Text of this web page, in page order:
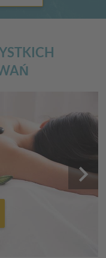
keyboard_arrow_right